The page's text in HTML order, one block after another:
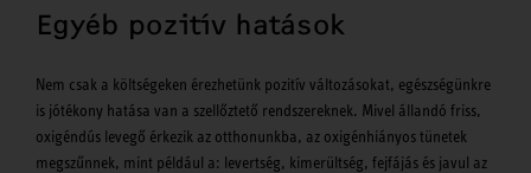
Egyéb pozitív hatások
Nem csak a költségeken érezhetünk pozitív változásokat, egészségünkre
is jótékony hatása van a szellőztető rendszereknek. Mivel állandó friss,
oxigéndús levegő érkezik az otthonunkba, az oxigénhiányos tünetek
megszűnnek, mint például a: levertség, kimerültség, fejfájás és javul az